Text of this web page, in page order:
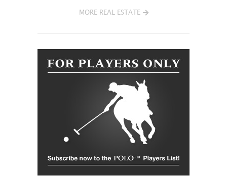
MORE REAL ESTATE